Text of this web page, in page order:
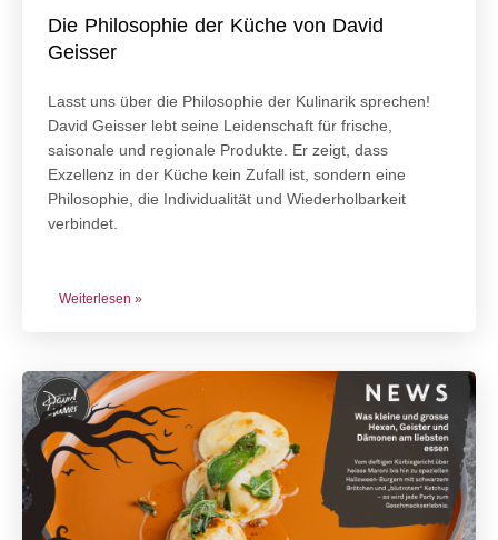
Die Philosophie der Küche von David
Geisser
Lasst uns über die Philosophie der Kulinarik sprechen!
David Geisser lebt seine Leidenschaft für frische,
saisonale und regionale Produkte. Er zeigt, dass
Exzellenz in der Küche kein Zufall ist, sondern eine
Philosophie, die Individualität und Wiederholbarkeit
verbindet.
Weiterlesen »